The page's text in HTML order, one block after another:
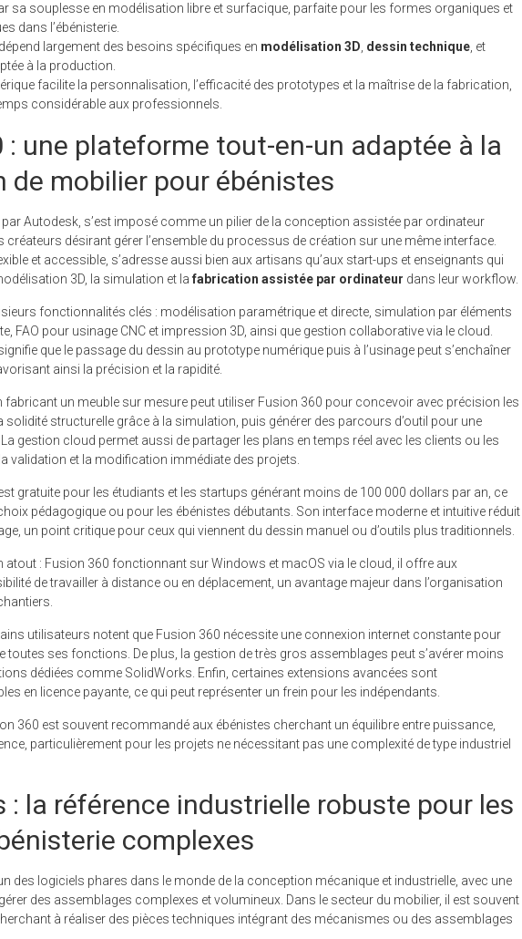
sa souplesse en modélisation libre et surfacique, parfaite pour les formes organiques et
dans l’ébénisterie.
largement des besoins spécifiques en modélisation 3D dessin technique , et
à la production.
facilite la personnalisation, l’efficacité des prototypes et la maîtrise de la fabrication,
considérable aux professionnels.
: une plateforme tout-en-un adaptée à la
de mobilier pour ébénistes
par Autodesk, s’est imposé comme un pilier de la conception assistée par ordinateur
créateurs désirant gérer l’ensemble du processus de création sur une même interface.
et accessible, s’adresse aussi bien aux artisans qu’aux start-ups et enseignants qui
3D, la simulation et la fabrication assistée par ordinateur dans leur workflow.
fonctionnalités clés : modélisation paramétrique et directe, simulation par éléments
FAO pour usinage CNC et impression 3D, ainsi que gestion collaborative via le cloud.
que le passage du dessin au prototype numérique puis à l’usinage peut s’enchaîner
ainsi la précision et la rapidité.
fabricant un meuble sur mesure peut utiliser Fusion 360 pour concevoir avec précision les
solidité structurelle grâce à la simulation, puis générer des parcours d’outil pour une
gestion cloud permet aussi de partager les plans en temps réel avec les clients ou les
validation et la modification immédiate des projets.
gratuite pour les étudiants et les startups générant moins de 100 000 dollars par an, ce
pédagogique ou pour les ébénistes débutants. Son interface moderne et intuitive réduit
un point critique pour ceux qui viennent du dessin manuel ou d’outils plus traditionnels.
atout : Fusion 360 fonctionnant sur Windows et macOS via le cloud, il offre aux
de travailler à distance ou en déplacement, un avantage majeur dans l’organisation
utilisateurs notent que Fusion 360 nécessite une connexion internet constante pour
toutes ses fonctions. De plus, la gestion de très gros assemblages peut s’avérer moins
dédiées comme SolidWorks. Enfin, certaines extensions avancées sont
en licence payante, ce qui peut représenter un frein pour les indépendants.
360 est souvent recommandé aux ébénistes cherchant un équilibre entre puissance,
particulièrement pour les projets ne nécessitant pas une complexité de type industriel
: la référence industrielle robuste pour les
complexes
des logiciels phares dans le monde de la conception mécanique et industrielle, avec une
des assemblages complexes et volumineux. Dans le secteur du mobilier, il est souvent
à réaliser des pièces techniques intégrant des mécanismes ou des assemblages